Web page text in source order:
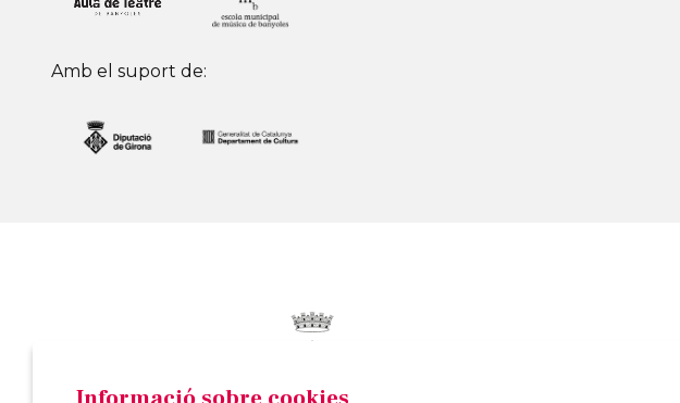
Amb el suport de: